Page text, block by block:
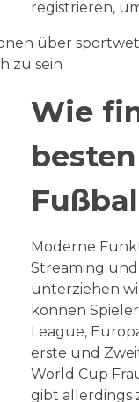
registrieren,
Wie
Moderne
Streaming
unterziehen
können
League,
erste und
World Cup
gibt allerdings